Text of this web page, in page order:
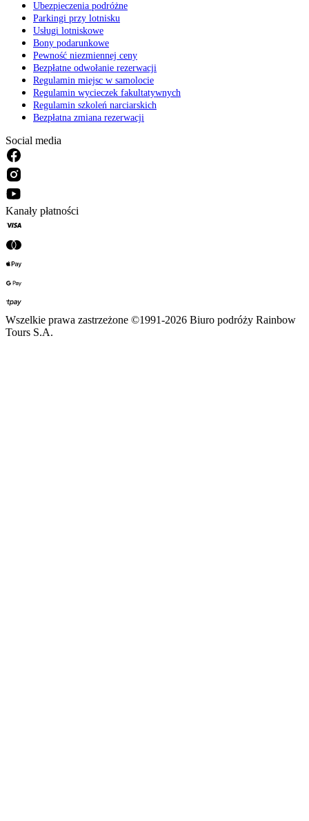
Ubezpieczenia podróżne
Parkingi przy lotnisku
Usługi lotniskowe
Bony podarunkowe
Pewność niezmiennej ceny
Bezpłatne odwołanie rezerwacji
Regulamin miejsc w samolocie
Regulamin wycieczek fakultatywnych
Regulamin szkoleń narciarskich
Bezpłatna zmiana rezerwacji
Social media
Kanały płatności
Wszelkie prawa zastrzeżone ©1991-2026 Biuro podróży Rainbow
Tours S.A.